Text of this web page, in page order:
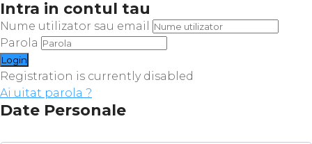
Intra in contul tau
Nume utilizator sau email
Parola
Registration is currently disabled
Ai uitat parola ?
Date Personale